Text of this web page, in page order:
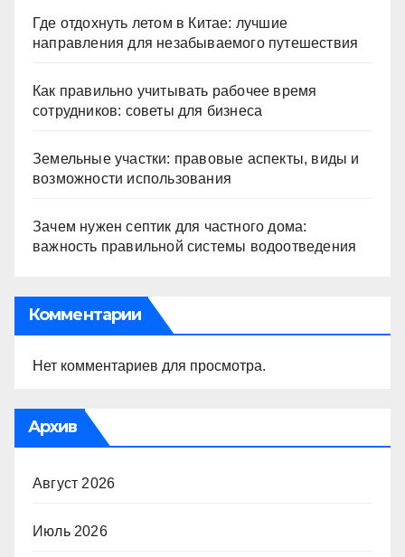
Где отдохнуть летом в Китае: лучшие
направления для незабываемого путешествия
Как правильно учитывать рабочее время
сотрудников: советы для бизнеса
Земельные участки: правовые аспекты, виды и
возможности использования
Зачем нужен септик для частного дома:
важность правильной системы водоотведения
Комментарии
Нет комментариев для просмотра.
Архив
Август 2026
Июль 2026